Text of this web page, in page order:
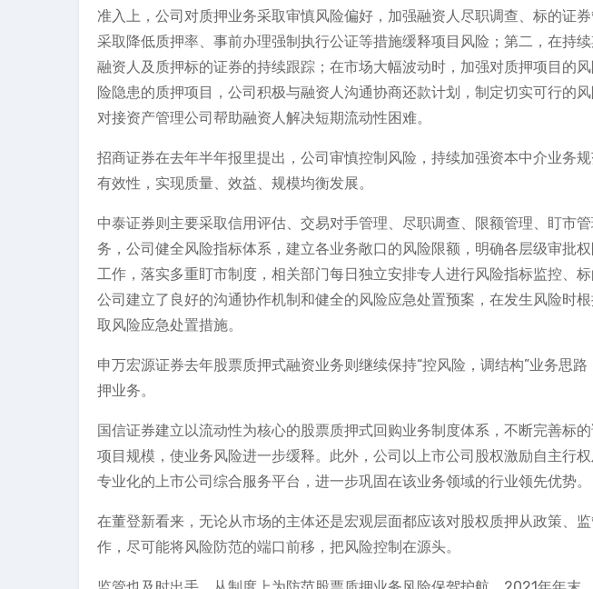
准入上，公司对质押业务采取审慎风险偏好，加强融资人尽职调查、标的证
采取降低质押率、事前办理强制执行公证等措施缓释项目风险；第二，在持
融资人及质押标的证券的持续跟踪；在市场大幅波动时，加强对质押项目的
险隐患的质押项目，公司积极与融资人沟通协商还款计划，制定切实可行的
对接资产管理公司帮助融资人解决短期流动性困难。
招商证券在去年半年报里提出，公司审慎控制风险，持续加强资本中介业务
有效性，实现质量、效益、规模均衡发展。
中泰证券则主要采取信用评估、交易对手管理、尽职调查、限额管理、盯市
务，公司健全风险指标体系，建立各业务敞口的风险限额，明确各层级审批
工作，落实多重盯市制度，相关部门每日独立安排专人进行风险指标监控、
公司建立了良好的沟通协作机制和健全的风险应急处置预案，在发生风险时
取风险应急处置措施。
申万宏源证券去年股票质押式融资业务则继续保持“控风险，调结构”业务思
押业务。
国信证券建立以流动性为核心的股票质押式回购业务制度体系，不断完善标
项目规模，使业务风险进一步缓释。此外，公司以上市公司股权激励自主行
专业化的上市公司综合服务平台，进一步巩固在该业务领域的行业领先优势。
在董登新看来，无论从市场的主体还是宏观层面都应该对股权质押从政策、
作，尽可能将风险防范的端口前移，把风险控制在源头。